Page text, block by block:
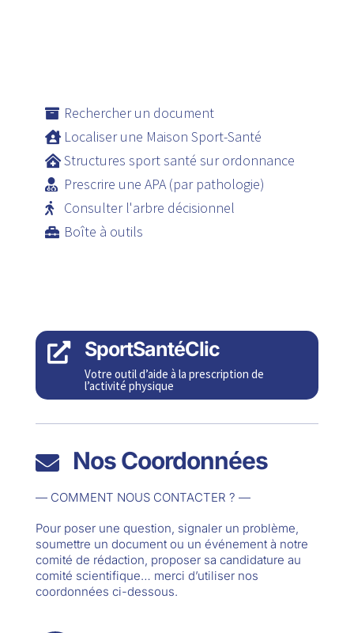
Rechercher un document
Localiser une Maison Sport-Santé
Structures sport santé sur ordonnance
Prescrire une APA (par pathologie)
Consulter l'arbre décisionnel
Boîte à outils
 SportSantéClic
Votre outil d’aide à la prescription de
l’activité physique
 Nos Coordonnées
— COMMENT NOUS CONTACTER ? —
Pour poser une question, signaler un problème,
soumettre un document ou un événement à notre
comité de rédaction, proposer sa candidature au
comité scientifique… merci d’utiliser nos
coordonnées ci-dessous.